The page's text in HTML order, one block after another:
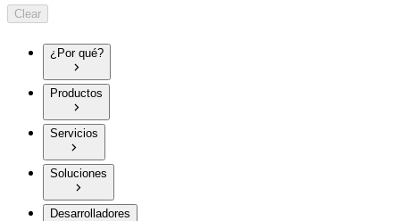
Clear
¿Por qué?
Productos
Servicios
Soluciones
Desarrolladores